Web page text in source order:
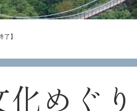
】
めぐ